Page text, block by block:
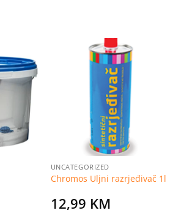
Dodaj
na
UNCATEGORIZED
Chromos Uljni razrjeđivač 1l
12,99 KM